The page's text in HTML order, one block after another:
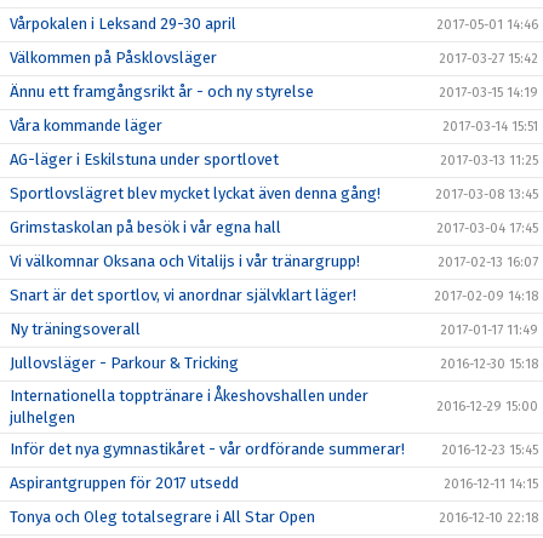
Vårpokalen i Leksand 29-30 april 2017-05-01 14:46
Välkommen på Påsklovsläger 2017-03-27 15:42
Ännu ett framgångsrikt år - och ny styrelse 2017-03-15 14:19
Våra kommande läger 2017-03-14 15:51
AG-läger i Eskilstuna under sportlovet 2017-03-13 11:25
Sportlovslägret blev mycket lyckat även denna gång! 2017-03-08 13:45
Grimstaskolan på besök i vår egna hall 2017-03-04 17:45
Vi välkomnar Oksana och Vitalijs i vår tränargrupp! 2017-02-13 16:07
Snart är det sportlov, vi anordnar självklart läger! 2017-02-09 14:18
Ny träningsoverall 2017-01-17 11:49
Jullovsläger - Parkour & Tricking 2016-12-30 15:18
Internationella topptränare i Åkeshovshallen under
julhelgen
2016-12-29 15:00
Inför det nya gymnastikåret - vår ordförande summerar! 2016-12-23 15:45
Aspirantgruppen för 2017 utsedd 2016-12-11 14:15
Tonya och Oleg totalsegrare i All Star Open 2016-12-10 22:18